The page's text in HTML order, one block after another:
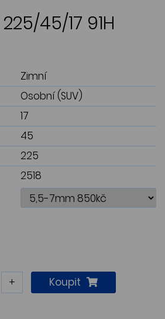
45/17 91H
Zimní
Osobní (SUV)
17
45
225
2518
+ Koupit